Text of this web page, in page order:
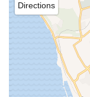
Directions